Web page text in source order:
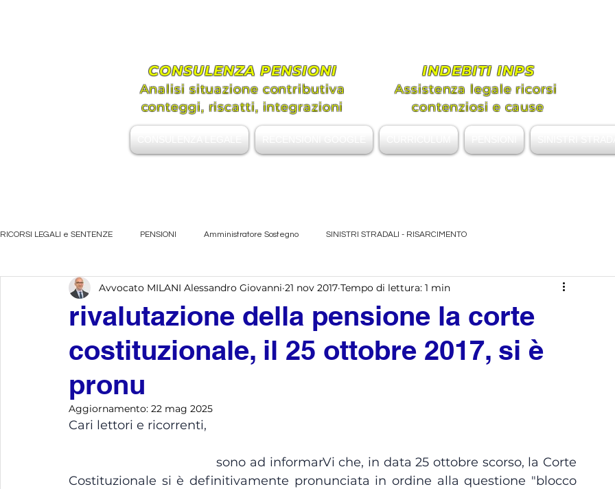
CONSULENZA PENSIONI
Analisi situazione contributiva
conteggi, riscatti, integrazioni
INDEBITI INPS
Assistenza legale ricorsi
contenziosi e cause
RICORSI LEGALI e SENTENZE PENSIONI Amministratore Sostegno SINISTRI STRADALI - RISARCIMENTO
SFRATTI e CONTRATTI LOCAZIONE
rivalutazione della pensione la corte
costituzionale, il 25 ottobre 2017, si è
pronu
Avvocato MILANI Alessandro Giovanni 21 nov 2017 Tempo di lettura: 1 min
Aggiornamento: 22 mag 2025
Cari lettori e ricorrenti,
                                      sono ad informarVi che, in data 25 ottobre scorso, la Corte
Costituzionale si è definitivamente pronunciata in ordine alla questione "blocco